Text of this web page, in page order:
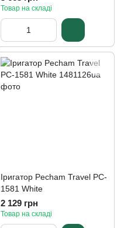
Товар на складі
Іригатор Pecham Travel PC-
1581 White
2 129 грн
Товар на складі